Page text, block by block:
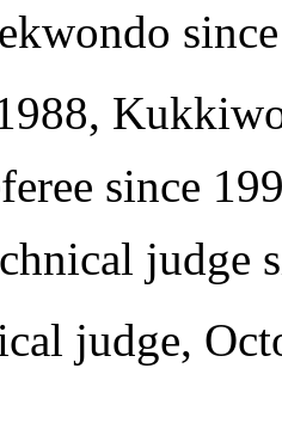
since
judge
judge,